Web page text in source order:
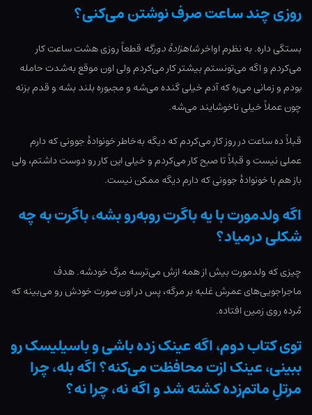
روزی چند ساعت صرف نوشتن می‌کنی؟
بستگی داره. به نظرم اواخرشاهزادۀ دورگه قطعاً روزی هشت ساعت کار
می‌کردم و اگه می‌تونستم بیشتر کار می‌کردم ولی اون موقع به‌شدت حامله
بودم و زمانی می‌ره که آدم خیلی گنده می‌شه و مجبوره بلند بشه و قدم بزنه
چون عملاً خیلی ناخوشایند می‌شه.
قبلاً ده ساعت در روز کار می‌کردم که دیگه به‌خاطر خونوادۀ جوونی که دارم
عملی نیست و قبلاً تا صبح کار می‌کردم و خیلی این کار رو دوست داشتم، ولی
باز هم با خونوادۀ جوونی که دارم دیگه ممکن نیست.
اگه ولدمورت با یه باگرت روبه‌رو بشه، باگرت به چه
شکلی درمیاد؟
چیزی که ولدمورت بیش از همه ازش می‌ترسه مرگ خودشه. هدف
ماجراجویی‌های عمرش غلبه بر مرگه، پس در اون صورت خودش رو می‌بینه که
مُرده روی زمین افتاده.
توی کتاب دوم، اگه عینک زده باشی و باسیلیسک رو
ببینی، عینک ازت محافظت می‌کنه؟ اگه بله، چرا
مرتلِ ماتم‌زده کشته شد و اگه نه، چرا نه؟